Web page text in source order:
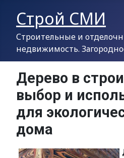
Строй СМИ
Строительные и
недвижимость.
Дерево в
выбор и
для
дома